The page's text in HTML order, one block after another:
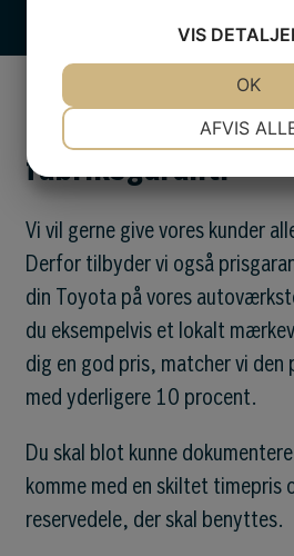
Prisgaranti og
fabriksgaranti
Vi vil gerne give vores kunder
Derfor tilbyder vi også
din Toyota på vores
du eksempelvis et lokalt
dig en god pris, matcher vi den
med yderligere 10 procent.
Du skal blot kunne
komme med en skiltet timepris
reservedele, der skal benyttes.
VIS
AFVIS
OK